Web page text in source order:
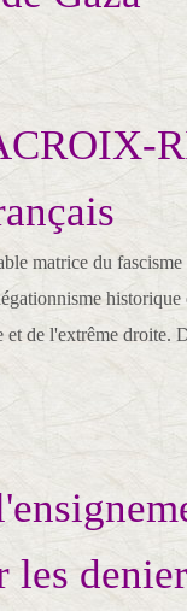
matrice du fascisme
historique
de l'extrême droite.
les